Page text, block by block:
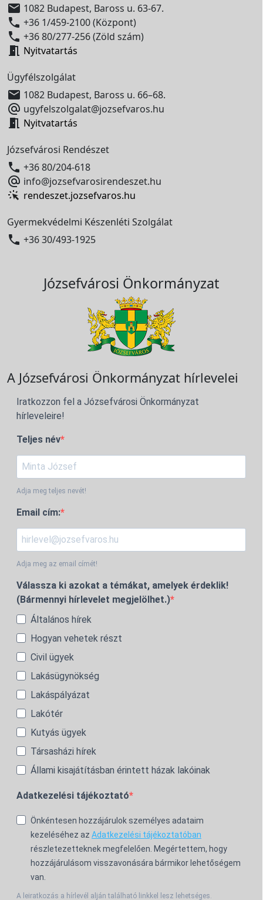
 1082 Budapest, Baross u. 63-67.
 +36 1/459-2100 (Központ)
 +36 80/277-256 (Zöld szám)
 Nyitvatartás
Ügyfélszolgálat
 1082 Budapest, Baross u. 66–68.
 ugyfelszolgalat@jozsefvaros.hu
 Nyitvatartás
Józsefvárosi Rendészet
 +36 80/204-618
 info@jozsefvarosirendeszet.hu
rendeszet.jozsefvaros.hu
Gyermekvédelmi Készenléti Szolgálat
 +36 30/493-1925
Józsefvárosi Önkormányzat
A Józsefvárosi Önkormányzat hírlevelei
Iratkozzon fel a Józsefvárosi Önkormányzat
hírleveleire!
Teljes név
Adja meg teljes nevét!
Email cím:
Adja meg az email címét!
Válassza ki azokat a témákat, amelyek érdeklik!
(Bármennyi hírlevelet megjelölhet.)
Általános hírek
Hogyan vehetek részt
Civil ügyek
Lakásügynökség
Lakáspályázat
Lakótér
Kutyás ügyek
Társasházi hírek
Állami kisajátításban érintett házak lakóinak
Adatkezelési tájékoztató
Önkéntesen hozzájárulok személyes adataim
kezeléséhez az Adatkezelési tájékoztatóban
részletezetteknek megfelelően. Megértettem, hogy
hozzájárulásom visszavonására bármikor lehetőségem
van.
A leiratkozás a hírlevél alján található linkkel lesz lehetséges.